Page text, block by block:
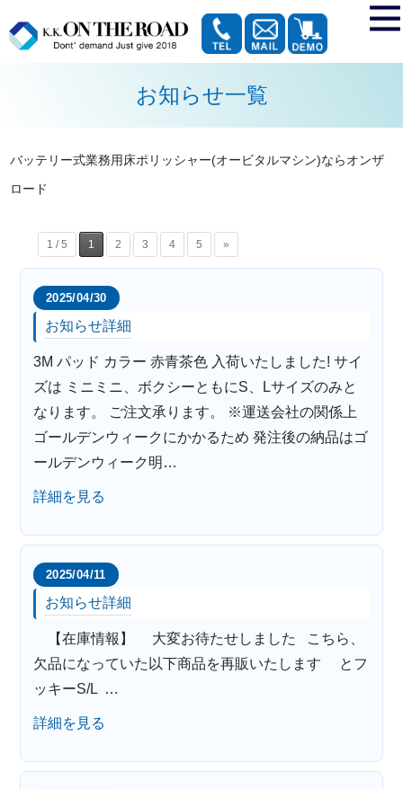
お知らせ一覧
バッテリー式業務用床ポリッシャー(オービタルマシン)ならオンザ
ロード
1 / 5 1 2 3 4 5 »
2025/04/30
お知らせ詳細
3M パッド カラー 赤青茶色 入荷いたしました! サイ
ズは ミニミニ、ボクシーともにS、Lサイズのみと
なります。 ご注文承ります。 ※運送会社の関係上
ゴールデンウィークにかかるため 発注後の納品はゴ
ールデンウィーク明…
詳細を見る
2025/04/11
お知らせ詳細
【在庫情報】 大変お待たせしました こちら、
欠品になっていた以下商品を再販いたします とフ
ッキーS/L …
詳細を見る